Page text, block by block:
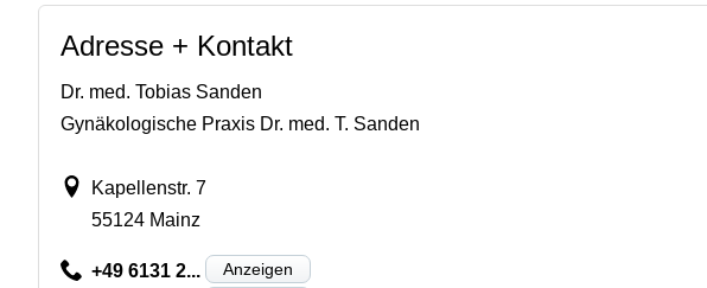
Adresse + Kontakt
Dr. med. Tobias Sanden
Gynäkologische Praxis Dr. med. T. Sanden
Kapellenstr. 7
55124 Mainz
+49 6131 2... Anzeigen